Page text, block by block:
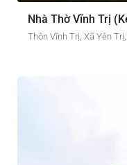
Nhà Thờ Vĩnh Trị
Thôn Vĩnh Trị, Xã Yên